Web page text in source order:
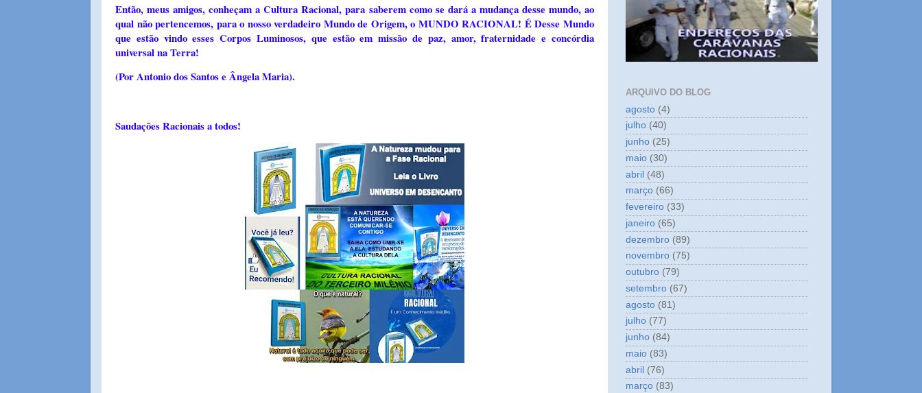
Então, meus amigos, conheçam a Cultura Racional, para saberem como se dará a mudança desse mundo, ao
qual não pertencemos, para o nosso verdadeiro Mundo de Origem, o MUNDO RACIONAL! É Desse Mundo
que estão vindo esses Corpos Luminosos, que estão em missão de paz, amor, fraternidade e concórdia
universal na Terra!
(Por Antonio dos Santos e Ângela Maria).
Saudações Racionais a todos!
ARQUIVO DO BLOG
agosto (4)
julho (40)
junho (25)
maio (30)
abril (48)
março (66)
fevereiro (33)
janeiro (65)
dezembro (89)
novembro (75)
outubro (79)
setembro (67)
agosto (81)
julho (77)
junho (84)
maio (83)
abril (76)
março (83)